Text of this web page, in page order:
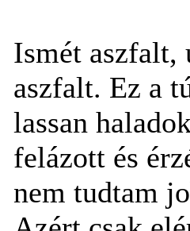
Ismét aszfalt,
aszfalt. Ez a
lassan
felázott és
nem tudtam